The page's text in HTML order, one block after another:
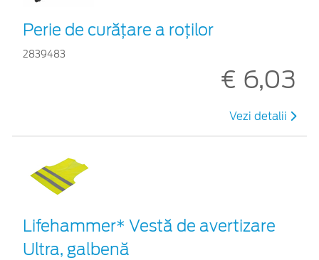
Perie de curățare a roților
2839483
€ 6,03
Vezi detalii
Lifehammer* Vestă de avertizare
Ultra, galbenă